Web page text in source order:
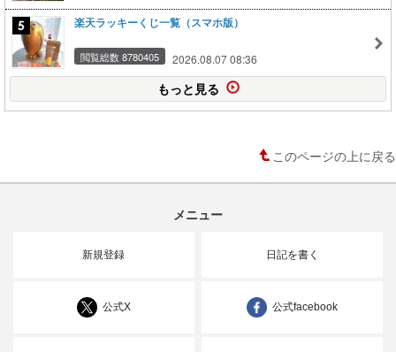
楽天ラッキーくじ一覧（スマホ版）
閲覧総数 8780405 2026.08.07 08:36
もっと見る
このページの上に戻る
メニュー
新規登録 日記を書く
公式X 公式facebook